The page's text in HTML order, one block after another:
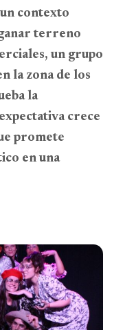
contexto
terreno
un grupo
la zona de los
la
crece
promete
en una